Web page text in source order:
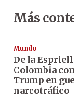
Más
Mundo
De la
Colombia
Trump en
narcotráfico